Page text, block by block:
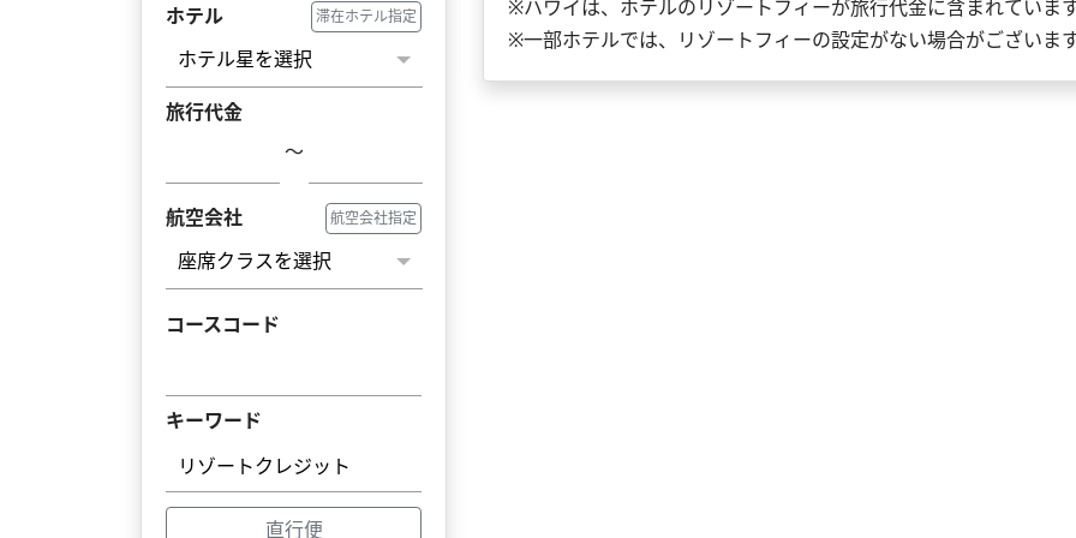
ホテル 滞在ホテル指定
旅行代金
～
航空会社 航空会社指定
コースコード
キーワード
直行便
※ハワイは、ホテルのリゾートフィーが旅行代金に含まれています
※一部ホテルでは、リゾートフィーの設定がない場合がございます